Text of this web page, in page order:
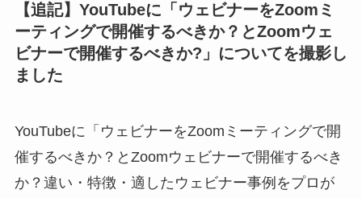
【追記】YouTubeに「ウェビナーをZoomミ
ーティングで開催するべきか？とZoomウェ
ビナーで開催するべきか?」についてを撮影し
ました
YouTubeに「ウェビナーをZoomミーティングで開
催するべきか？とZoomウェビナーで開催するべき
か？違い・特徴・適したウェビナー事例をプロが